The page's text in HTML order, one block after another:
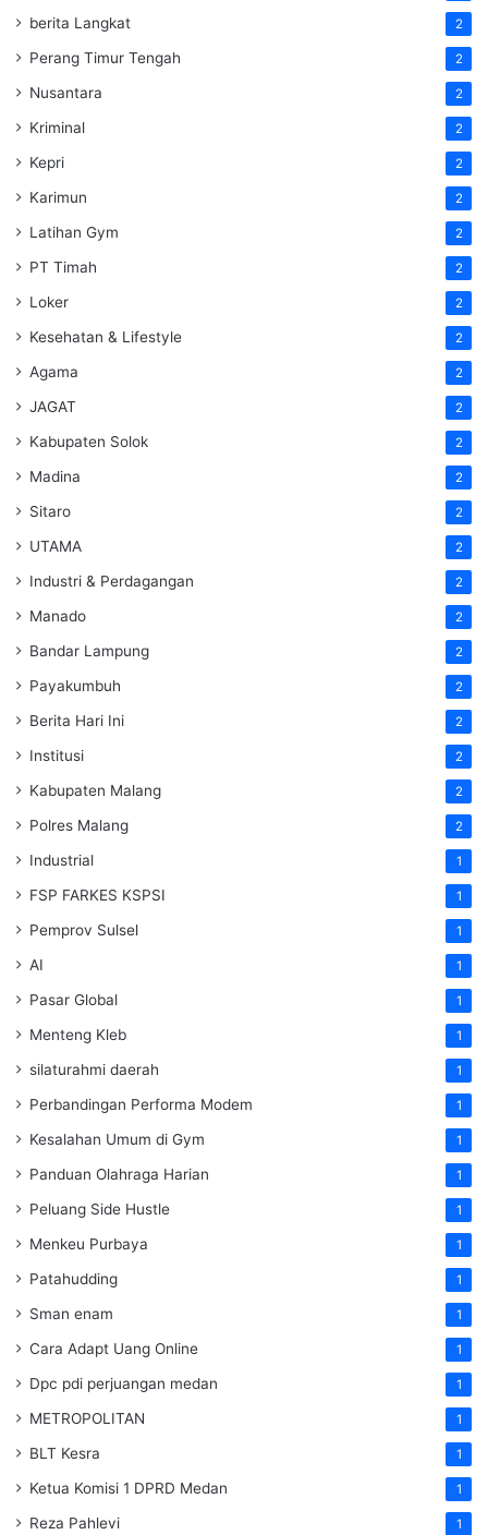
berita Langkat 2
Perang Timur Tengah 2
Nusantara 2
Kriminal 2
Kepri 2
Karimun 2
Latihan Gym 2
PT Timah 2
Loker 2
Kesehatan & Lifestyle 2
Agama 2
JAGAT 2
Kabupaten Solok 2
Madina 2
Sitaro 2
UTAMA 2
Industri & Perdagangan 2
Manado 2
Bandar Lampung 2
Payakumbuh 2
Berita Hari Ini 2
Institusi 2
Kabupaten Malang 2
Polres Malang 2
Industrial 1
FSP FARKES KSPSI 1
Pemprov Sulsel 1
AI 1
Pasar Global 1
Menteng Kleb 1
silaturahmi daerah 1
Perbandingan Performa Modem 1
Kesalahan Umum di Gym 1
Panduan Olahraga Harian 1
Peluang Side Hustle 1
Menkeu Purbaya 1
Patahudding 1
Sman enam 1
Cara Adapt Uang Online 1
Dpc pdi perjuangan medan 1
METROPOLITAN 1
BLT Kesra 1
Ketua Komisi 1 DPRD Medan 1
Reza Pahlevi 1